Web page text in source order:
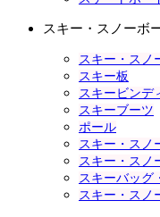
スキー・スノーボ
スキー・スノ
スキー板
スキービンデ
スキーブーツ
ポール
スキー・スノ
スキー・スノ
スキーバッグ
スキー・スノ